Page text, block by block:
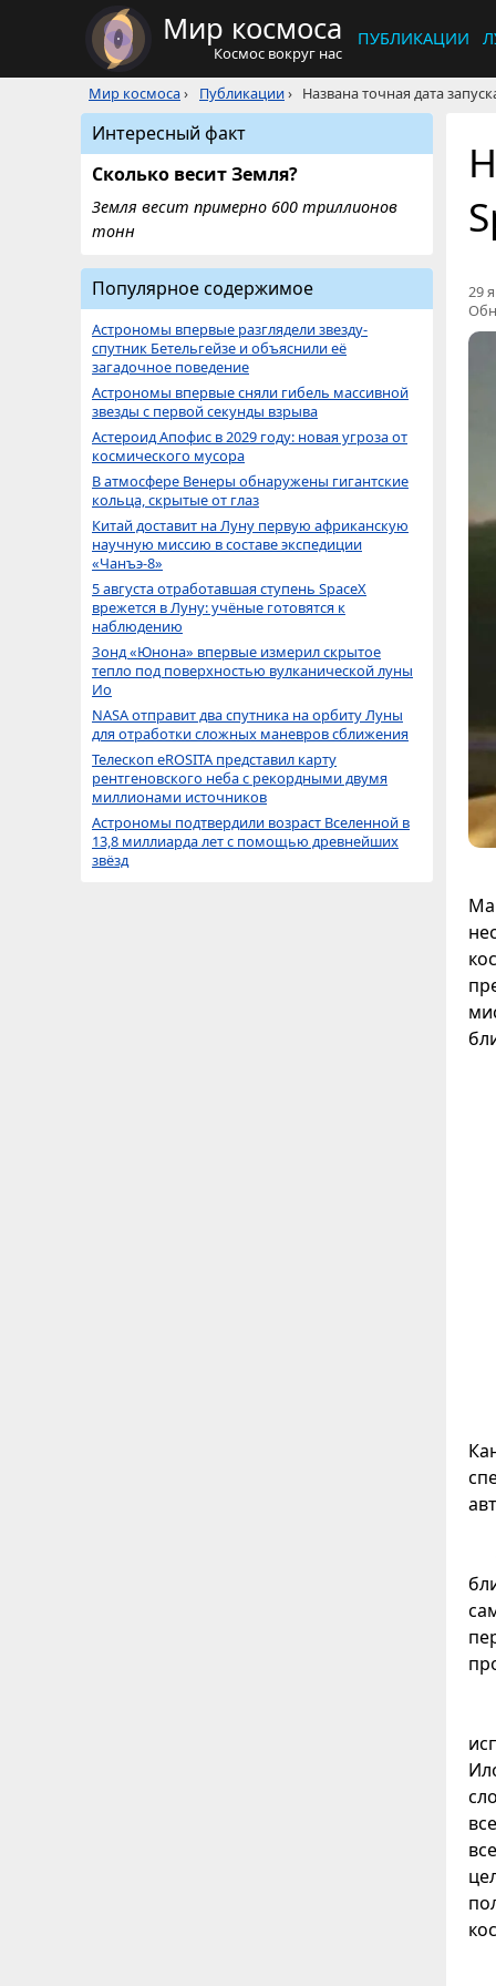
Мир космоса
Космос вокруг нас
ПУБЛИКАЦИИ
Мир космоса› Публикации› Названа точная дата
29
Интересный факт
Сколько весит Земля?
Земля весит примерно 600 триллионов
тонн
Популярное содержимое
Астрономы впервые разглядели звезду-
спутник Бетельгейзе и объяснили её
загадочное поведение
Астрономы впервые сняли гибель массивной
звезды с первой секунды взрыва
Астероид Апофис в 2029 году: новая угроза от
космического мусора
В атмосфере Венеры обнаружены гигантские
кольца, скрытые от глаз
Китай доставит на Луну первую африканскую
научную миссию в составе экспедиции
«Чанъэ-8»
5 августа отработавшая ступень SpaceX
врежется в Луну: учёные готовятся к
наблюдению
Зонд «Юнона» впервые измерил скрытое
тепло под поверхностью вулканической луны
Ио
NASA отправит два спутника на орбиту Луны
для отработки сложных маневров сближения
Телескоп eROSITA представил карту
рентгеновского неба с рекордными двумя
миллионами источников
Астрономы подтвердили возраст Вселенной в
13,8 миллиарда лет с помощью древнейших
звёзд